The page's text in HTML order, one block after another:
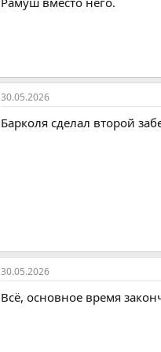
30.05.2026
Барколя сделал второй
30.05.2026
Всё, основное время